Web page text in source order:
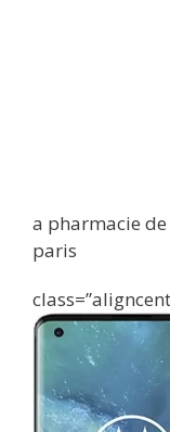
a pharmacie de
paris